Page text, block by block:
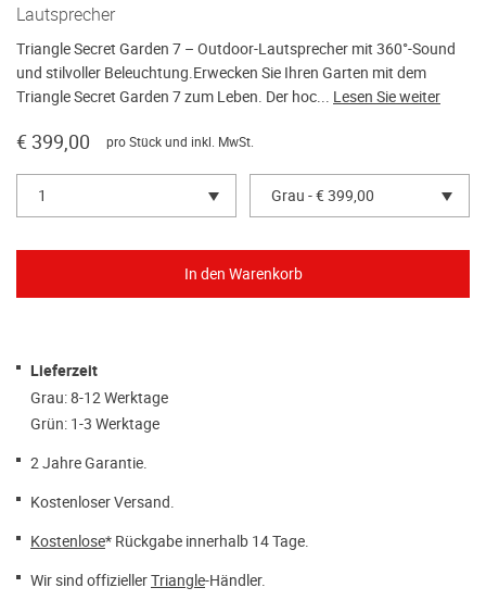
Lautsprecher
Triangle Secret Garden 7 – Outdoor-Lautsprecher mit 360°-Sound
und stilvoller Beleuchtung.Erwecken Sie Ihren Garten mit dem
Triangle Secret Garden 7 zum Leben. Der hoc... Lesen Sie weiter
€ 399,00 pro Stück und inkl. MwSt.
1 Grau - € 399,00
Lieferzeit
Grau: 8-12 Werktage
Grün: 1-3 Werktage
2 Jahre Garantie.
Kostenloser Versand.
Kostenlose* Rückgabe innerhalb 14 Tage.
Wir sind offiziellerTriangle-Händler.